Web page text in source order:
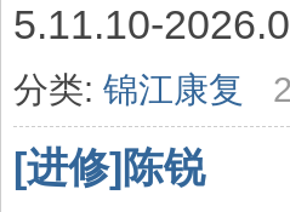
5.11.10-
分类: 锦江康复
[进修]陈锐